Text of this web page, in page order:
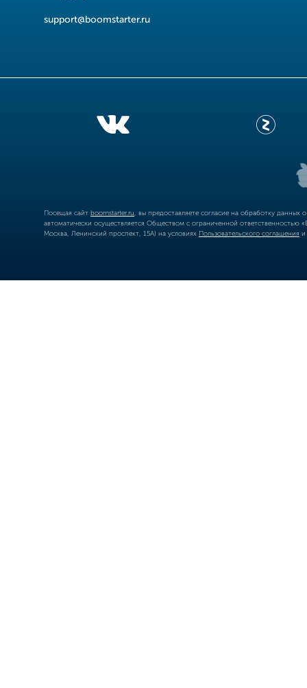
support@boomstarter.ru
Посещая сайт boomstarter.ru , вы предоставляете согласие на обработку
автоматически осуществляется Обществом с ограниченной
Москва, Ленинский проспект, 15А) на условиях Пользовательского соглашения и